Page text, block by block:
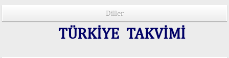
Diller
TÜRKİYE TAKVİMİ